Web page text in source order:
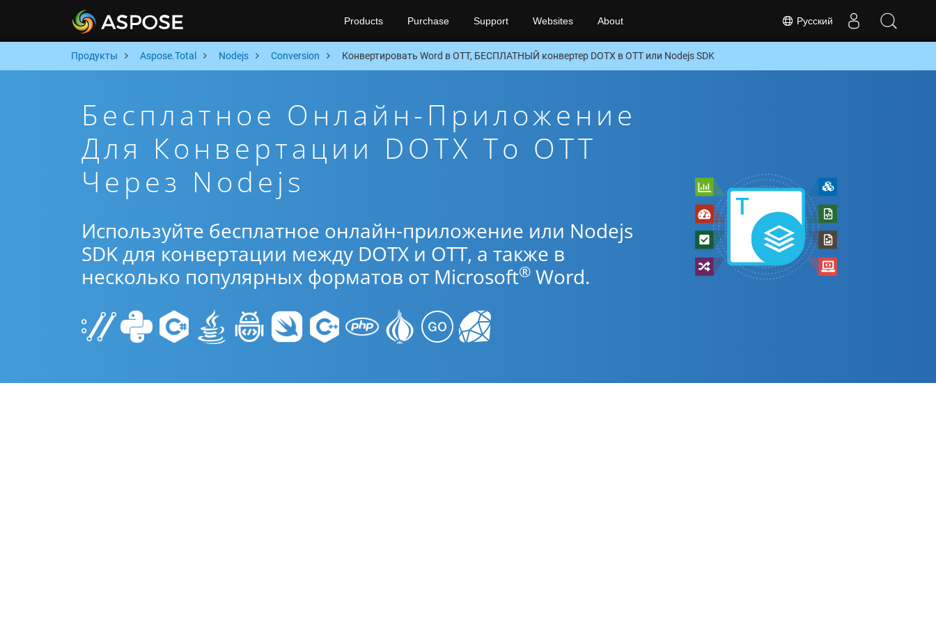
Русский
Products Purchase Support Websites About
Продукты Aspose.Total Nodejs Conversion Конвертировать Word в OTT, БЕСПЛАТНЫЙ конвертер DOTX в OTT или Nodejs SDK
Бесплатное Онлайн-Приложение
Для Конвертации DOTX To OTT
Через Nodejs
Используйте бесплатное онлайн-приложение или Nodejs
SDK для конвертации между DOTX и OTT, а также в
несколько популярных форматов от Microsoft® Word.